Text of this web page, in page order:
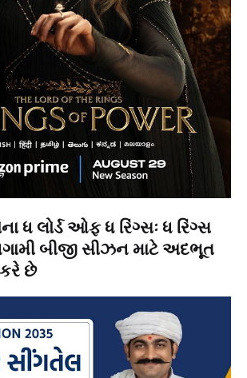
ધ લોર્ડ ઓફ ધ રિંગ્સઃ ધ રિંગ્સ
બીજી સીઝન માટે અદભૂત
છે